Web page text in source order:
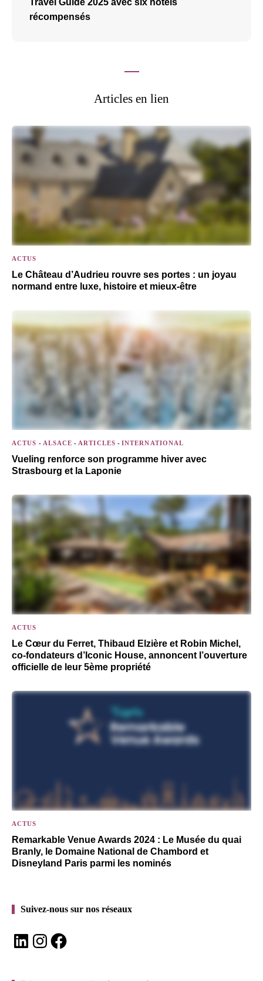
Travel Guide 2025 avec six hôtels
récompensés
Articles en lien
ACTUS
Le Château d’Audrieu rouvre ses portes : un joyau
normand entre luxe, histoire et mieux-être
ACTUS - ALSACE -ARTICLES - INTERNATIONAL
Vueling renforce son programme hiver avec
Strasbourg et la Laponie
ACTUS
Le Cœur du Ferret, Thibaud Elzière et Robin Michel,
co-fondateurs d’Iconic House, annoncent l’ouverture
officielle de leur 5ème propriété
ACTUS
Remarkable Venue Awards 2024 : Le Musée du quai
Branly, le Domaine National de Chambord et
Disneyland Paris parmi les nominés
Suivez-nous sur nos réseaux
LinkedInInstagramFacebook